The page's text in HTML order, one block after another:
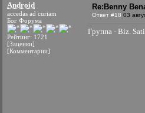
Android
accedas ad curiam
Бог Форума
Рейтинг: 1721
[Заценки]
[Комментарии]
Re:Benny
Ответ #18 03
Группа - Biz.